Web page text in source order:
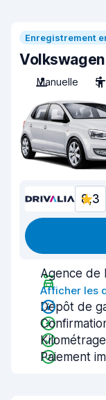
Enregistrement
Manuelle
5
8,3
Agence de
Afficher les
Dépôt de
Paiement